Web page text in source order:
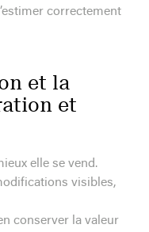
correctement
et la
et
elle se vend.
visibles,
conserver la valeur